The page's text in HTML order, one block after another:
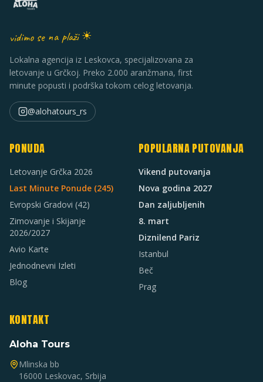
vidimo se na plaži ☀
Lokalna agencija iz Leskovca, specijalizovana za
letovanje u Grčkoj. Preko 2.000 aranžmana, first
minute popusti i podrška tokom celog letovanja.
@alohatours_rs
PONUDA
Letovanje Grčka 2026
Last Minute Ponude (245)
Evropski Gradovi (42)
Zimovanje i Skijanje
2026/2027
Avio Karte
Jednodnevni Izleti
Blog
POPULARNA PUTOVANJA
Vikend putovanja
Nova godina 2027
Dan zaljubljenih
8. mart
Diznilend Pariz
Istanbul
Beč
Prag
KONTAKT
Aloha Tours
Mlinska bb
16000 Leskovac, Srbija